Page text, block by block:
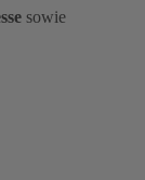
sowie